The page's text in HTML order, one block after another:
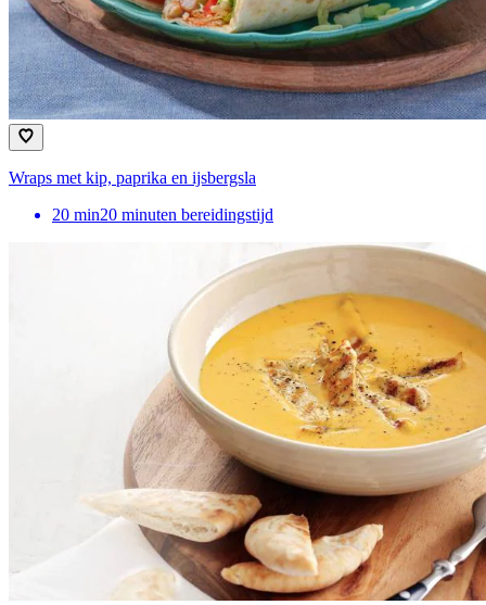
Wraps met kip, paprika en ijsbergsla
20 min20 minuten bereidingstijd